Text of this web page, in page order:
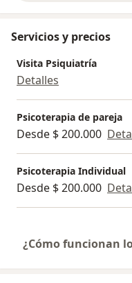
Servicios y precios
Visita Psiquiatría
Detalles
Psicoterapia de pareja
Desde $ 200.000
Psicoterapia Individual
Desde $ 200.000
¿Cómo funcionan